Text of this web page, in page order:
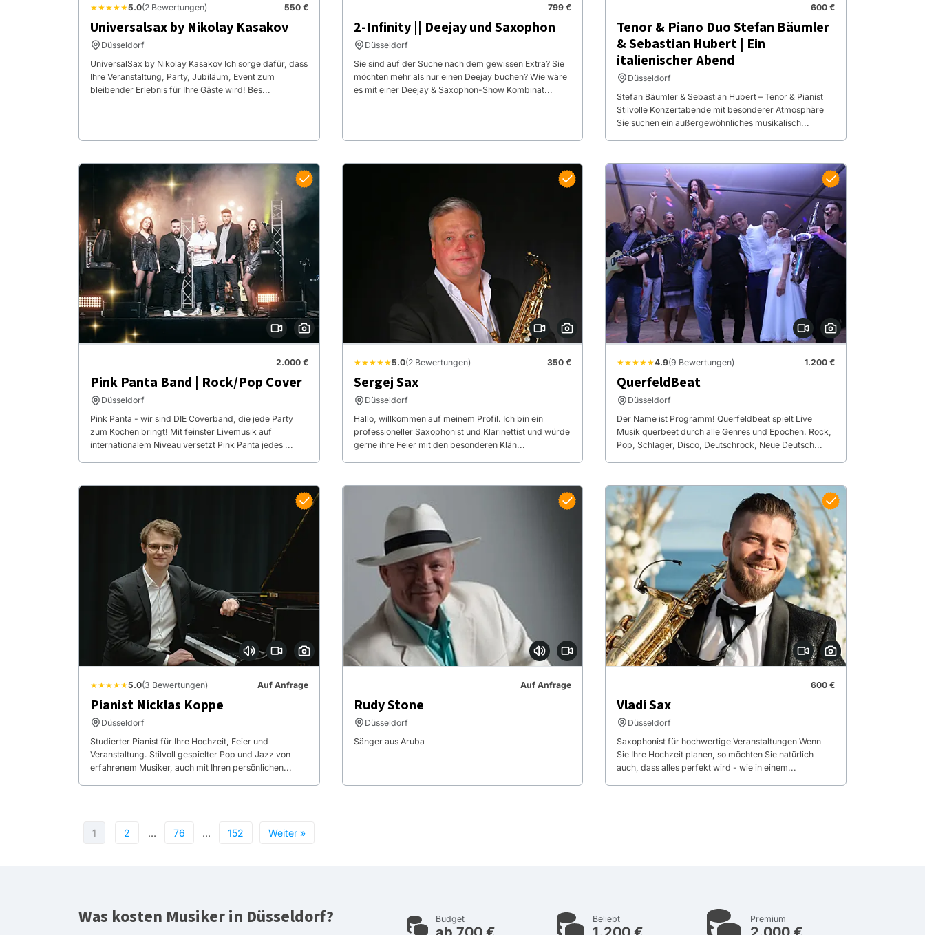
★★★★★5.0(2 Bewertungen) 550 €
Universalsax by Nikolay Kasakov
Düsseldorf
UniversalSax by Nikolay Kasakov Ich sorge dafür, dass
Ihre Veranstaltung, Party, Jubiläum, Event zum
bleibender Erlebnis für Ihre Gäste wird! Bes...
799 €
2-Infinity || Deejay und Saxophon
Düsseldorf
Sie sind auf der Suche nach dem gewissen Extra? Sie
möchten mehr als nur einen Deejay buchen? Wie wäre
es mit einer Deejay & Saxophon-Show Kombinat...
600 €
Tenor & Piano Duo Stefan Bäumler
& Sebastian Hubert | Ein
italienischer Abend
Düsseldorf
Stefan Bäumler & Sebastian Hubert – Tenor & Pianist
Stilvolle Konzertabende mit besonderer Atmosphäre
Sie suchen ein außergewöhnliches musikalisch...
2.000 €
Pink Panta Band | Rock/Pop Cover
Düsseldorf
Pink Panta - wir sind DIE Coverband, die jede Party
zum Kochen bringt! Mit feinster Livemusik auf
internationalem Niveau versetzt Pink Panta jedes ...
★★★★★5.0(2 Bewertungen) 350 €
Sergej Sax
Düsseldorf
Hallo, willkommen auf meinem Profil. Ich bin ein
professioneller Saxophonist und Klarinettist und würde
gerne ihre Feier mit den besonderen Klän...
★★★★★4.9(9 Bewertungen) 1.200 €
QuerfeldBeat
Düsseldorf
Der Name ist Programm! Querfeldbeat spielt Live
Musik querbeet durch alle Genres und Epochen. Rock,
Pop, Schlager, Disco, Deutschrock, Neue Deutsch...
★★★★★5.0(3 Bewertungen) Auf Anfrage
Pianist Nicklas Koppe
Düsseldorf
Studierter Pianist für Ihre Hochzeit, Feier und
Veranstaltung. Stilvoll gespielter Pop und Jazz von
erfahrenem Musiker, auch mit Ihren persönlichen...
Auf Anfrage
Rudy Stone
Düsseldorf
Sänger aus Aruba
600 €
Vladi Sax
Düsseldorf
Saxophonist für hochwertige Veranstaltungen Wenn
Sie Ihre Hochzeit planen, so möchten Sie natürlich
auch, dass alles perfekt wird - wie in einem...
1 2 … 76 … 152 Weiter »
Was kosten Musiker in Düsseldorf? Budget Beliebt Premium